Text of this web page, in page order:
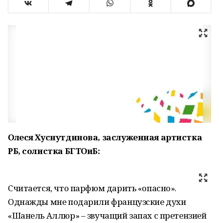
Олеся Хуснутдинова, заслуженная артистка
РБ, солистка БГТОиБ:
Считается, что парфюм дарить «опасно».
Однажды мне подарили французские духи
«Шанель Аллюр» – звучащий запах с претензией